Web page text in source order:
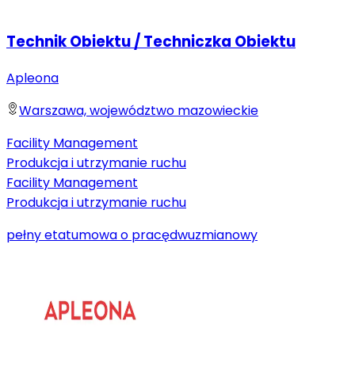
Technik Obiektu / Techniczka Obiektu
Apleona
Warszawa, województwo mazowieckie
Facility Management
Produkcja i utrzymanie ruchu
Facility Management
Produkcja i utrzymanie ruchu
pełny etatumowa o pracędwuzmianowy